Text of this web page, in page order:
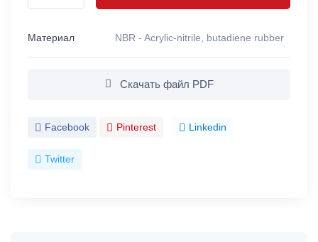
Материал NBR - Acrylic-nitrile, butadiene rubber
Скачать файл PDF
Facebook Pinterest Linkedin
Twitter